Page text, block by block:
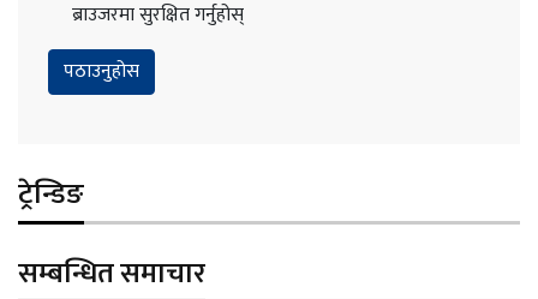
ब्राउजरमा सुरक्षित गर्नुहोस्
ट्रेन्डिङ
सम्बन्धित समाचार